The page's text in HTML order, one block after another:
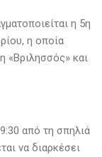
η 5η
η οποία
«Βριλησσός» και
από τη σπηλιά
να διαρκέσει